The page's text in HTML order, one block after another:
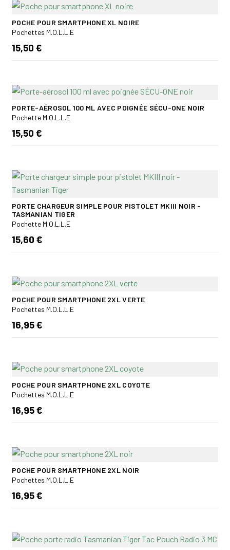
POCHE POUR SMARTPHONE XL NOIRE
Pochettes M.O.L.L.E
15,50 €
PORTE-AÉROSOL 100 ML AVEC POIGNÉE SÉCU-ONE NOIR
Pochette M.O.L.L.E
15,50 €
PORTE CHARGEUR SIMPLE POUR PISTOLET MKIII NOIR -
TASMANIAN TIGER
Pochette M.O.L.L.E
15,60 €
POCHE POUR SMARTPHONE 2XL VERTE
Pochettes M.O.L.L.E
16,95 €
POCHE POUR SMARTPHONE 2XL COYOTE
Pochettes M.O.L.L.E
16,95 €
POCHE POUR SMARTPHONE 2XL NOIR
Pochettes M.O.L.L.E
16,95 €